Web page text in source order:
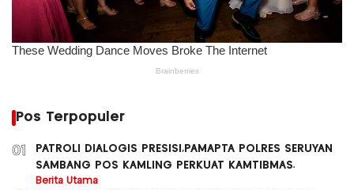
Pos Terpopuler
01
PATROLI DIALOGIS PRESISI,PAMAPTA POLRES SERUYAN
SAMBANG POS KAMLING PERKUAT KAMTIBMAS.
Berita Utama